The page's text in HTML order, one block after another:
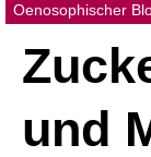
Oenosophischer
und